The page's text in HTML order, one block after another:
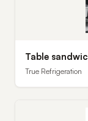
Table
True Refrigeration